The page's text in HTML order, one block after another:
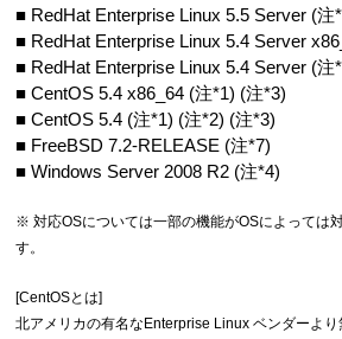
■ RedHat Enterprise Linux 5.5 Server (注
■ RedHat Enterprise Linux 5.4 Server
■ RedHat Enterprise Linux 5.4 Server (注
■ CentOS 5.4 x86_64 (注*1) (注*3)
■ CentOS 5.4 (注*1) (注*2) (注*3)
■ FreeBSD 7.2-RELEASE (注*7)
■ Windows Server 2008 R2 (注*4)
※ 対応OSについては一部の機能がOSによっては
す。
[CentOSとは]
北アメリカの有名なEnterprise Linux ベンダーよ